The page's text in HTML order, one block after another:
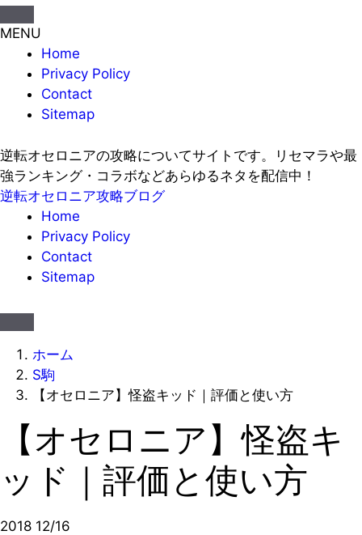
MENU
Home
Privacy Policy
Contact
Sitemap
逆転オセロニアの攻略についてサイトです。リセマラや最
強ランキング・コラボなどあらゆるネタを配信中！
逆転オセロニア攻略ブログ
Home
Privacy Policy
Contact
Sitemap
ホーム
S駒
【オセロニア】怪盗キッド｜評価と使い方
【オセロニア】怪盗キ
ッド｜評価と使い方
2018 12/16